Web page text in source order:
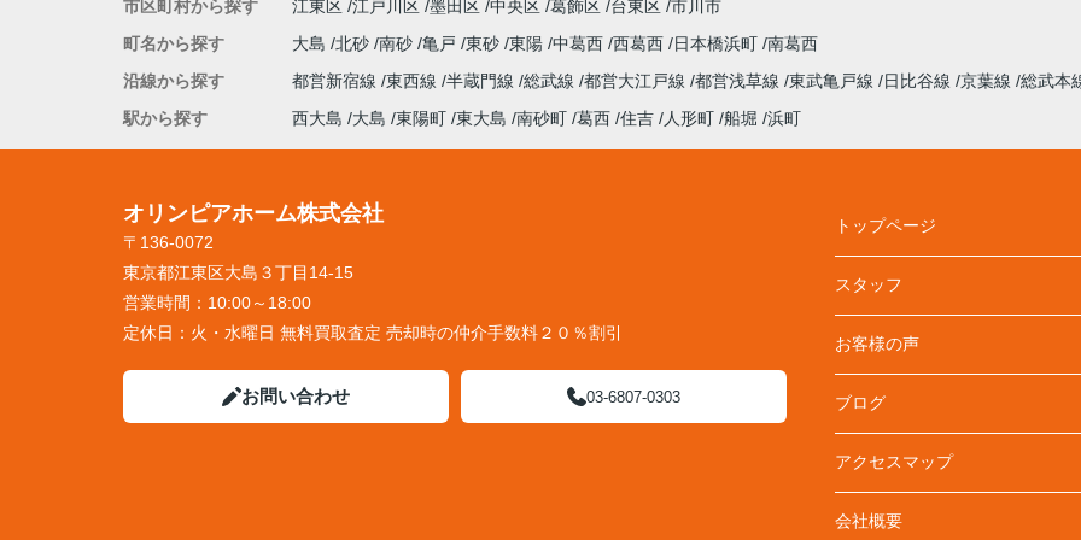
市区町村から探す 江東区 江戸川区 墨田区 中央区 葛飾区 台東区
市川市
町名から探す
大島 北砂 南砂 亀戸 東砂 東陽 中葛西 西葛西 日本橋浜町 南葛西
沿線から探す
都営新宿線 東西線 半蔵門線 総武線 都営大江戸線 都営浅草線 東武亀戸線 日比谷線 京葉線 総武本
駅から探す
西大島 大島 東陽町 東大島 南砂町 葛西 住吉 人形町 船堀 浜町
オリンピアホーム株式会社
〒136-0072
東京都江東区大島３丁目14-15
営業時間： 10:00～18:00
定休日： 火・水曜日 無料買取査定 売却時の仲介手数料２０％割引
お問い合わせ 03-6807-0303
トップページ
スタッフ
お客様の声
ブログ
アクセスマップ
会社概要